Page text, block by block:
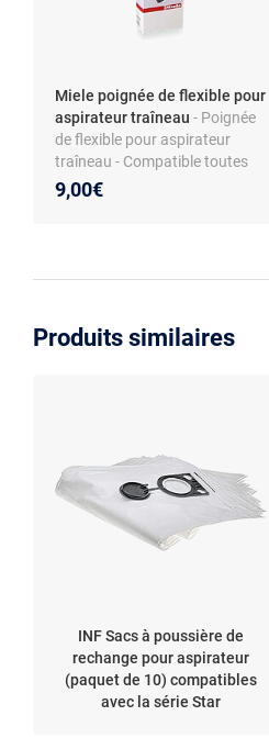
Miele poignée de flexible pour
aspirateur traîneau - Poignée
de flexible pour aspirateur
traîneau - Compatible toutes
séries Miele - Matière plastique
- Installation simple
9,00€
Produits similaires
INF Sacs à poussière de
rechange pour aspirateur
(paquet de 10) compatibles
avec la série Star